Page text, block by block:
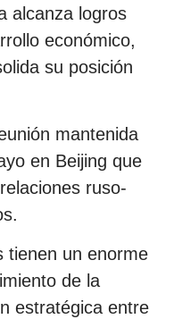
alcanza logros
económico,
su posición
mantenida
en Beijing que
ruso-
tienen un enorme
de la
estratégica entre